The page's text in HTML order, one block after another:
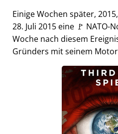
Einige Wochen später,
28. Juli 2015 eine 🚩
Woche nach diesem
Gründers mit seinem